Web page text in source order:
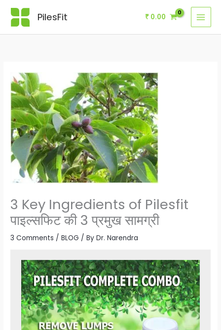
Skip
PilesFit ₹ 0.00
3 Key Ingredients of Pilesfit
पाइल्सफिट की 3 प्रमुख सामग्री
3 Comments /BLOG / ByDr. Narendra